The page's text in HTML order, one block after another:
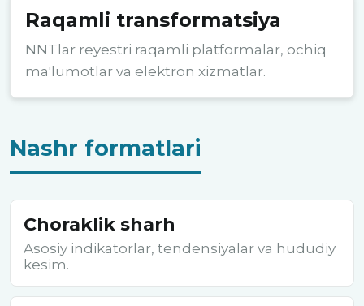
Raqamli transformatsiya
NNTlar reyestri raqamli platformalar, ochiq
ma'lumotlar va elektron xizmatlar.
Nashr formatlari
Choraklik sharh
Asosiy indikatorlar, tendensiyalar va hududiy
kesim.